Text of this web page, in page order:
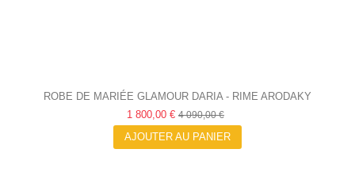
ROBE DE MARIÉE GLAMOUR DARIA - RIME ARODAKY
1 800,00 € 4 090,00 €
AJOUTER AU PANIER